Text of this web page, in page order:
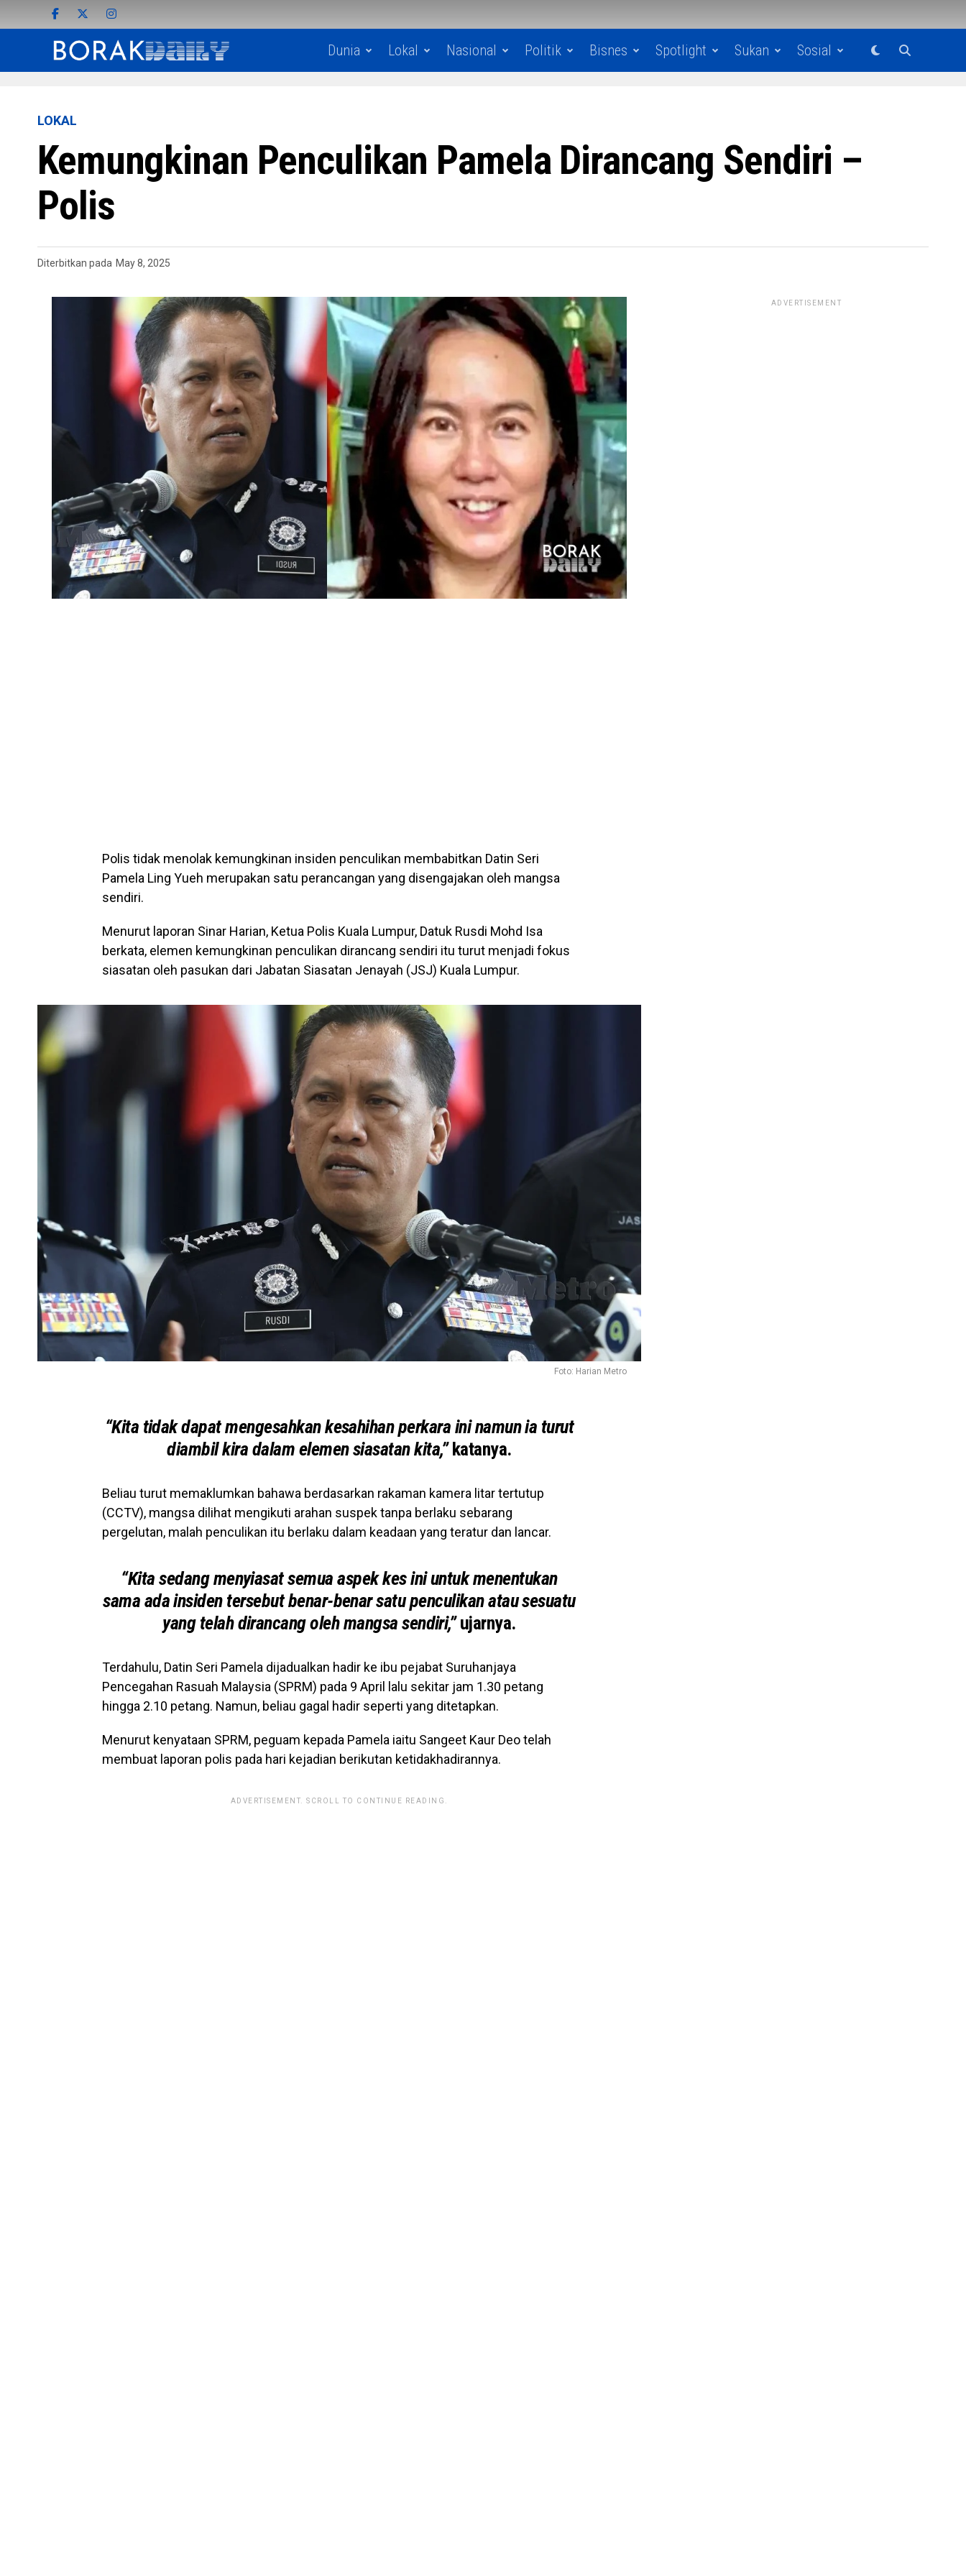
Dunia Lokal Nasional Politik Bisnes Spotlight Sukan Sosial
LOKAL
Kemungkinan Penculikan Pamela Dirancang Sendiri –
Polis
Diterbitkan pada May 8, 2025
Polis tidak menolak kemungkinan insiden penculikan membabitkan Datin Seri
Pamela Ling Yueh merupakan satu perancangan yang disengajakan oleh mangsa
sendiri.
Menurut laporan Sinar Harian, Ketua Polis Kuala Lumpur, Datuk Rusdi Mohd Isa
berkata, elemen kemungkinan penculikan dirancang sendiri itu turut menjadi fokus
siasatan oleh pasukan dari Jabatan Siasatan Jenayah (JSJ) Kuala Lumpur.
Foto: Harian Metro
“Kita tidak dapat mengesahkan kesahihan perkara ini namun ia turut
diambil kira dalam elemen siasatan kita,” katanya.
Beliau turut memaklumkan bahawa berdasarkan rakaman kamera litar tertutup
(CCTV), mangsa dilihat mengikuti arahan suspek tanpa berlaku sebarang
pergelutan, malah penculikan itu berlaku dalam keadaan yang teratur dan lancar.
“Kita sedang menyiasat semua aspek kes ini untuk menentukan
sama ada insiden tersebut benar-benar satu penculikan atau sesuatu
yang telah dirancang oleh mangsa sendiri,”ujarnya.
Terdahulu, Datin Seri Pamela dijadualkan hadir ke ibu pejabat Suruhanjaya
Pencegahan Rasuah Malaysia (SPRM) pada 9 April lalu sekitar jam 1.30 petang
hingga 2.10 petang. Namun, beliau gagal hadir seperti yang ditetapkan.
Menurut kenyataan SPRM, peguam kepada Pamela iaitu Sangeet Kaur Deo telah
membuat laporan polis pada hari kejadian berikutan ketidakhadirannya.
ADVERTISEMENT. SCROLL TO CONTINUE READING.
ADVERTISEMENT